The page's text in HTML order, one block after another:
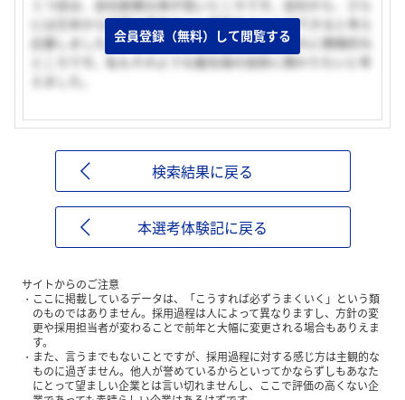
１つ目は、自社創薬比率が高いところです。自社から、さら
には日本から世界の患者さんに貢献することができると考え
応募しました。２つ目は、新しい技術の取り入れに積極的な
ところです。私もそのような最先端の技術に携わりたいと考
えました。
会員登録（無料）して閲覧する
検索結果に戻る
本選考体験記に戻る
サイトからのご注意
ここに掲載しているデータは、「こうすれば必ずうまくいく」という類
のものではありません。採用過程は人によって異なりますし、方針の変
更や採用担当者が変わることで前年と大幅に変更される場合もありえま
す。
また、言うまでもないことですが、採用過程に対する感じ方は主観的な
ものに過ぎません。他人が誉めているからといってかならずしもあなた
にとって望ましい企業とは言い切れませんし、ここで評価の高くない企